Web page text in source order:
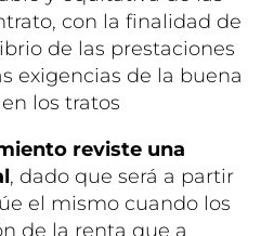
con la finalidad de
de las prestaciones
exigencias de la buena
los tratos
reviste una
, dado que será a partir
el mismo cuando los
de la renta que a